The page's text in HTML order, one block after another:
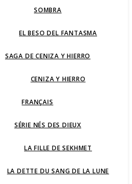
SOMBRA
EL BESO DEL FANTASMA
SAGA DE CENIZA Y HIERRO
CENIZA Y HIERRO
FRANÇAIS
SÉRIE NÉS DES DIEUX
LA FILLE DE SEKHMET
LA DETTE DU SANG DE LA LUNE